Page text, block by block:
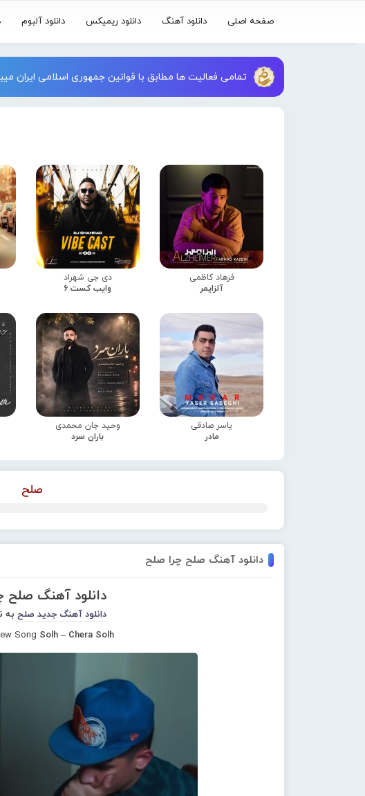
صفحه اصلی دانلود آهنگ دانلود ریمیکس دانلود آلبوم
تمامی فعالیت ها مطابق با قوانین جمهوری اسلامی ایران
فرهاد کاظمی
آلزایمر
دی جی شهراد
وایب کست 6
یاسر صادقی
مادر
وحید جان محمدی
باران سرد
صلح
دانلود آهنگ صلح چرا صلح
دانلود آهنگ صلح
دانلود آهنگ جدید صلح به
Song Solh – Chera Solh